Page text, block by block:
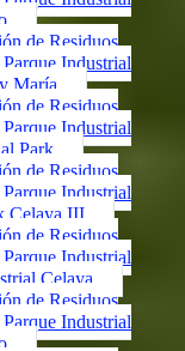
de Residuos
Industrial
María
de Residuos
Industrial
Park
de Residuos
Industrial
Celaya III
de Residuos
Industrial
Celaya
de Residuos
Industrial